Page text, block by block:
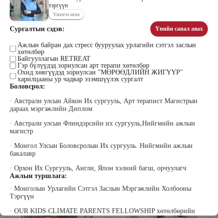
тэргүүн
Үнэлгээ өгөх
Сургалтын сэдэв: Үнийн санал авах
Ажлын байран дах стресс бууруулах урлагийн сэтгэл заслын
хөтөлбөр
Байгууллагын RETREAT
Гэр бүлүүдэд зориулсан арт терапи хөтөлбөр
Охид хөвгүүдэд зориулсан "МӨРӨӨДЛИЙН ЖИГҮҮР"
харилцааны ур чадвар эзэмшүүлэх сургалт
Боловсрол:
· Австрали улсын Айкон Их сургууль, Арт терапист Магистрын
дараах мэргэжлийн Диплом
· Австрали улсын Флиндэрсийн их сургууль,Нийгмийн ажлын
магистр
· Монгол Улсын Боловсролын Их сургууль. Нийгмийн ажлын
бакалавр
· Орхон Их Сургууль, Англи, Япон хэлний багш, орчуулагч
Ажлын туршлага:
· Монголын Урлагийн Сэтгэл Заслын Мэргэжлийн Холбооны
Тэргүүн
· OUR KIDS CLIMATE PARENTS FELLOWSHIP хөтөлбөрийн
Наран анд консалтинг” ХХК-ийн
Бээжин Солонгоо
Франклинкови Монгол ХХК
сэтгэлзүйч
Уранбор Сэмбэрүү
Прус Центр ХХК-ийн Хяналт
ISO4500; ISO9001 нэгдсэн
тогтолцооны хэрэгжүүлэгч
Энхбаатар Ичинхорлоо
карьер сургалтын төвийн нийгмийн